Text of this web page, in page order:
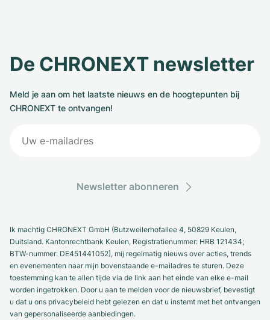
De CHRONEXT newsletter
Meld je aan om het laatste nieuws en de hoogtepunten bij
CHRONEXT te ontvangen!
Newsletter abonneren
Ik machtig CHRONEXT GmbH (Butzweilerhofallee 4, 50829 Keulen,
Duitsland. Kantonrechtbank Keulen, Registratienummer: HRB 121434;
BTW-nummer: DE451441052), mij regelmatig nieuws over acties, trends
en evenementen naar mijn bovenstaande e-mailadres te sturen. Deze
toestemming kan te allen tijde via de link aan het einde van elke e-mail
worden ingetrokken. Door u aan te melden voor de nieuwsbrief, bevestigt
u dat u ons privacybeleid hebt gelezen en dat u instemt met het ontvangen
van gepersonaliseerde aanbiedingen.